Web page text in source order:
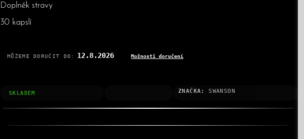
Doplněk stravy
30 kapslí
MŮŽEME DORUČIT DO: 12.8.2026 Možnosti doručení
SKLADEM ZNAČKA:SWANSON